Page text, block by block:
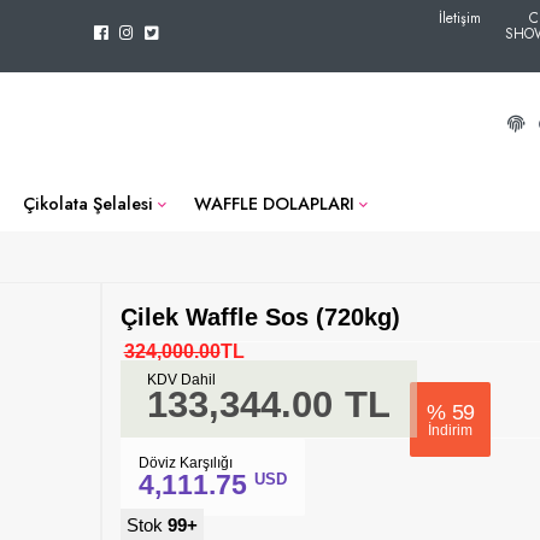
İletişim
Çikolata Şelalesi WAFFLE DOLAPLARI
Çilek Waffle Sos (720kg)
% 59
İndirim
324,000.00TL
133,344.00 TL
KDV Dahil
Döviz Karşılığı
4,111.75 USD
Stok 99+